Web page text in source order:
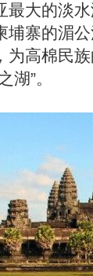
最大的淡
埔寨的湄
为高棉民
湖”。